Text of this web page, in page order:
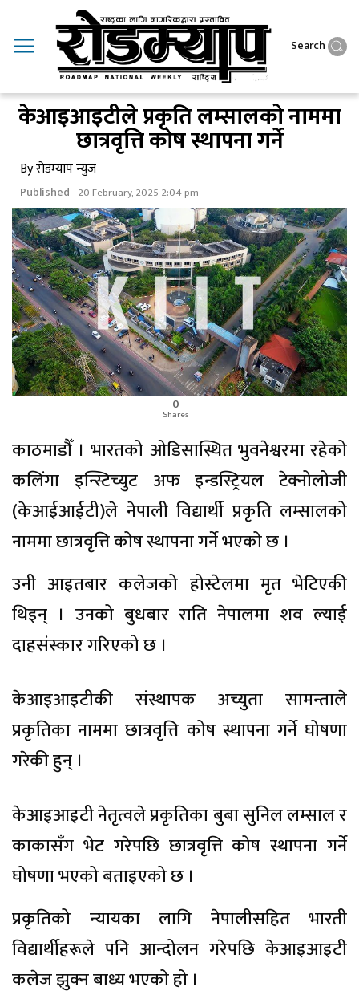
Search
केआइआइटीले प्रकृति लम्सालको नाममा
छात्रवृत्ति कोष स्थापना गर्ने
By रोडम्याप न्युज
Published- 20 February, 2025 2:04 pm
0
Shares
काठमाडौँ । भारतको ओडिसास्थित भुवनेश्वरमा रहेको
कलिंगा इन्स्टिच्युट अफ इन्डस्ट्रियल टेक्नोलोजी
(केआईआईटी)ले नेपाली विद्यार्थी प्रकृति लम्सालको
नाममा छात्रवृत्ति कोष स्थापना गर्ने भएको छ ।
उनी आइतबार कलेजको होस्टेलमा मृत भेटिएकी
थिइन् । उनको बुधबार राति नेपालमा शव ल्याई
दाहसंस्कार गरिएको छ ।
केआइआइटीकी संस्थापक अच्युता सामन्ताले
प्रकृतिका नाममा छात्रवृत्ति कोष स्थापना गर्ने घोषणा
गरेकी हुन् ।
केआइआइटी नेतृत्वले प्रकृतिका बुबा सुनिल लम्साल र
काकासँग भेट गरेपछि छात्रवृत्ति कोष स्थापना गर्ने
घोषणा भएको बताइएको छ ।
प्रकृतिको न्यायका लागि नेपालीसहित भारती
विद्यार्थीहरूले पनि आन्दोलन गरेपछि केआइआइटी
कलेज झुक्न बाध्य भएको हो ।